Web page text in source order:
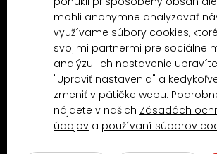
Proč nakoupit u MN-Modelář.cz
4.9/5(10481x)
mohli anonymne analyzovať
využívame súbory cookies,
svojimi partnermi pre sociálne
analýzu. Ich nastavenie
"Upraviť nastavenia" a
zmeniť v pätičke webu.
nájdete v našich Zásadách
údajov a používaní súborov